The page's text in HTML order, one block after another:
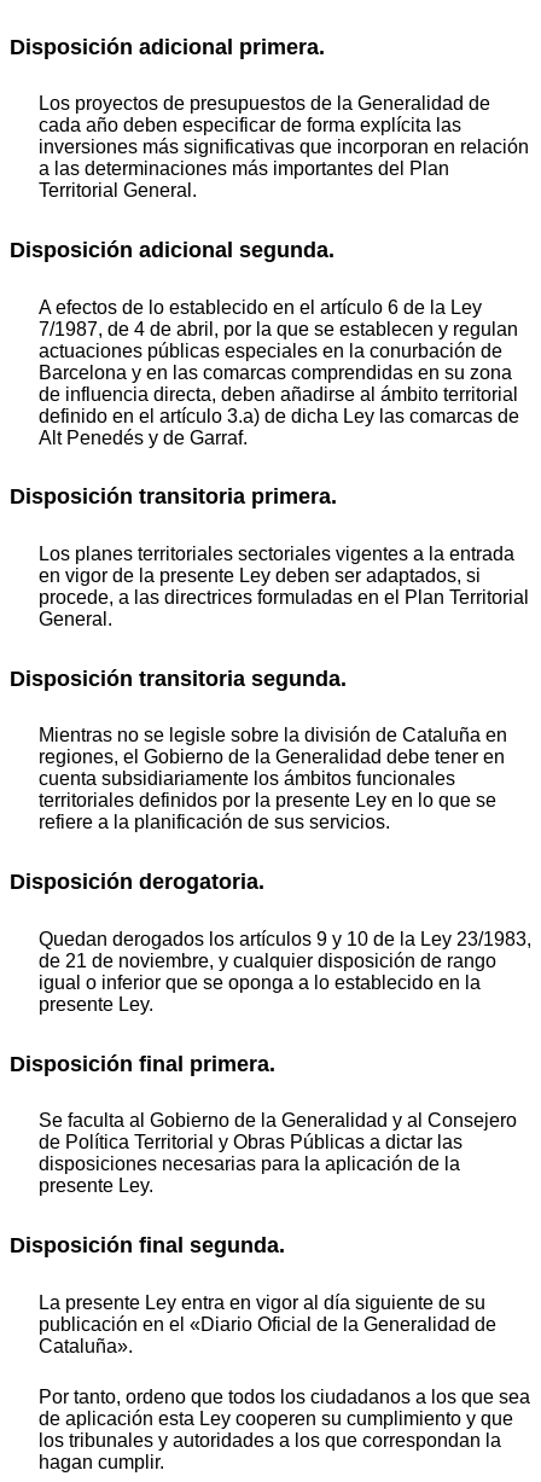
Disposición adicional primera.
Los proyectos de presupuestos de la Generalidad de
cada año deben especificar de forma explícita las
inversiones más significativas que incorporan en relación
a las determinaciones más importantes del Plan
Territorial General.
Disposición adicional segunda.
A efectos de lo establecido en el artículo 6 de la Ley
7/1987, de 4 de abril, por la que se establecen y regulan
actuaciones públicas especiales en la conurbación de
Barcelona y en las comarcas comprendidas en su zona
de influencia directa, deben añadirse al ámbito territorial
definido en el artículo 3.a) de dicha Ley las comarcas de
Alt Penedés y de Garraf.
Disposición transitoria primera.
Los planes territoriales sectoriales vigentes a la entrada
en vigor de la presente Ley deben ser adaptados, si
procede, a las directrices formuladas en el Plan Territorial
General.
Disposición transitoria segunda.
Mientras no se legisle sobre la división de Cataluña en
regiones, el Gobierno de la Generalidad debe tener en
cuenta subsidiariamente los ámbitos funcionales
territoriales definidos por la presente Ley en lo que se
refiere a la planificación de sus servicios.
Disposición derogatoria.
Quedan derogados los artículos 9 y 10 de la Ley 23/1983,
de 21 de noviembre, y cualquier disposición de rango
igual o inferior que se oponga a lo establecido en la
presente Ley.
Disposición final primera.
Se faculta al Gobierno de la Generalidad y al Consejero
de Política Territorial y Obras Públicas a dictar las
disposiciones necesarias para la aplicación de la
presente Ley.
Disposición final segunda.
La presente Ley entra en vigor al día siguiente de su
publicación en el «Diario Oficial de la Generalidad de
Cataluña».
Por tanto, ordeno que todos los ciudadanos a los que sea
de aplicación esta Ley cooperen su cumplimiento y que
los tribunales y autoridades a los que correspondan la
hagan cumplir.